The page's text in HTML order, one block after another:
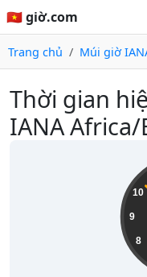
🇻🇳 giờ.com
Trang chủ Múi giờ
Thời gian
IANA
8
9
10